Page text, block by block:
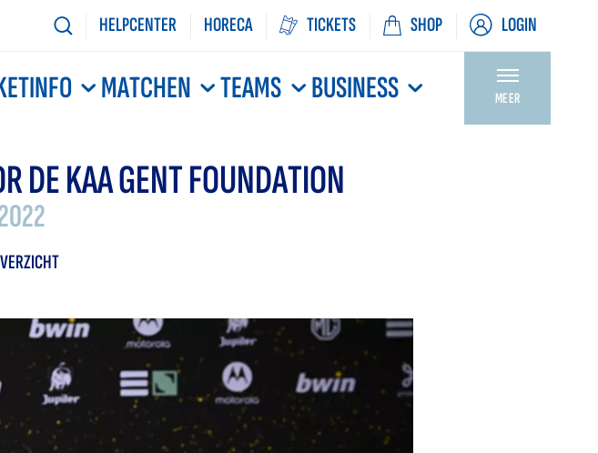
HELPCENTER HORECA TICKETS SHOP LOGIN
MATCHEN TEAMS BUSINESS MEER
DE KAA GENT FOUNDATION